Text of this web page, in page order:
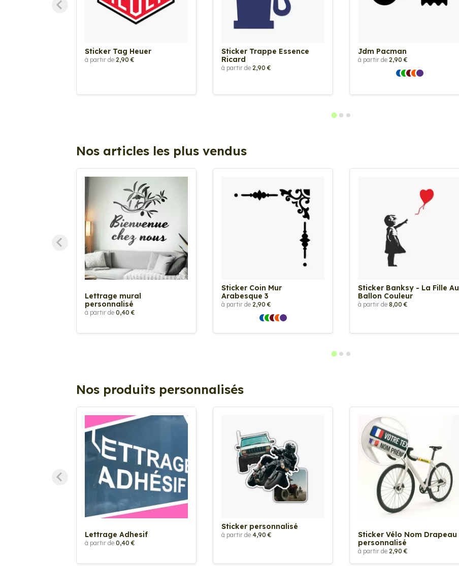
Sticker Tag Heuer
à partir de 2,90 €
Sticker Trappe Essence
Ricard
à partir de 2,90 €
Jdm Pacman
à partir de 2,90 €
Nos articles les plus vendus
Lettrage mural
personnalisé
à partir de 0,40 €
Sticker Coin Mur
Arabesque 3
à partir de 2,90 €
Sticker Banksy - La Fille Au
Ballon Couleur
à partir de 8,00 €
Nos produits personnalisés
Lettrage Adhesif
à partir de 0,40 €
Sticker personnalisé
à partir de 4,90 €
Sticker Vélo Nom Drapeau
personnalisé
à partir de 2,90 €